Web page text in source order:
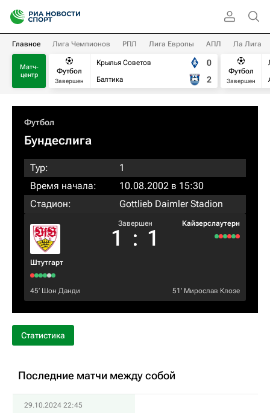
Главное Лига Чемпионов РПЛ Лига Европы АПЛ Ла Лига
Матч-
центр
Футбол
Завершен
Крылья Советов
Балтика
0
2
Футбол
Завершен
Футбол
Бундеслига
Тур:
1
Время начала:
10.08.2002 в 15:30
Стадион:
Gottlieb Daimler Stadion
Штутгарт
Завершен
1 : 1
Кайзерслаутерн
45‎’‎ Шон Данди 51‎’‎ Мирослав Клозе
Статистика
Последние матчи между собой
29.10.2024 22:45